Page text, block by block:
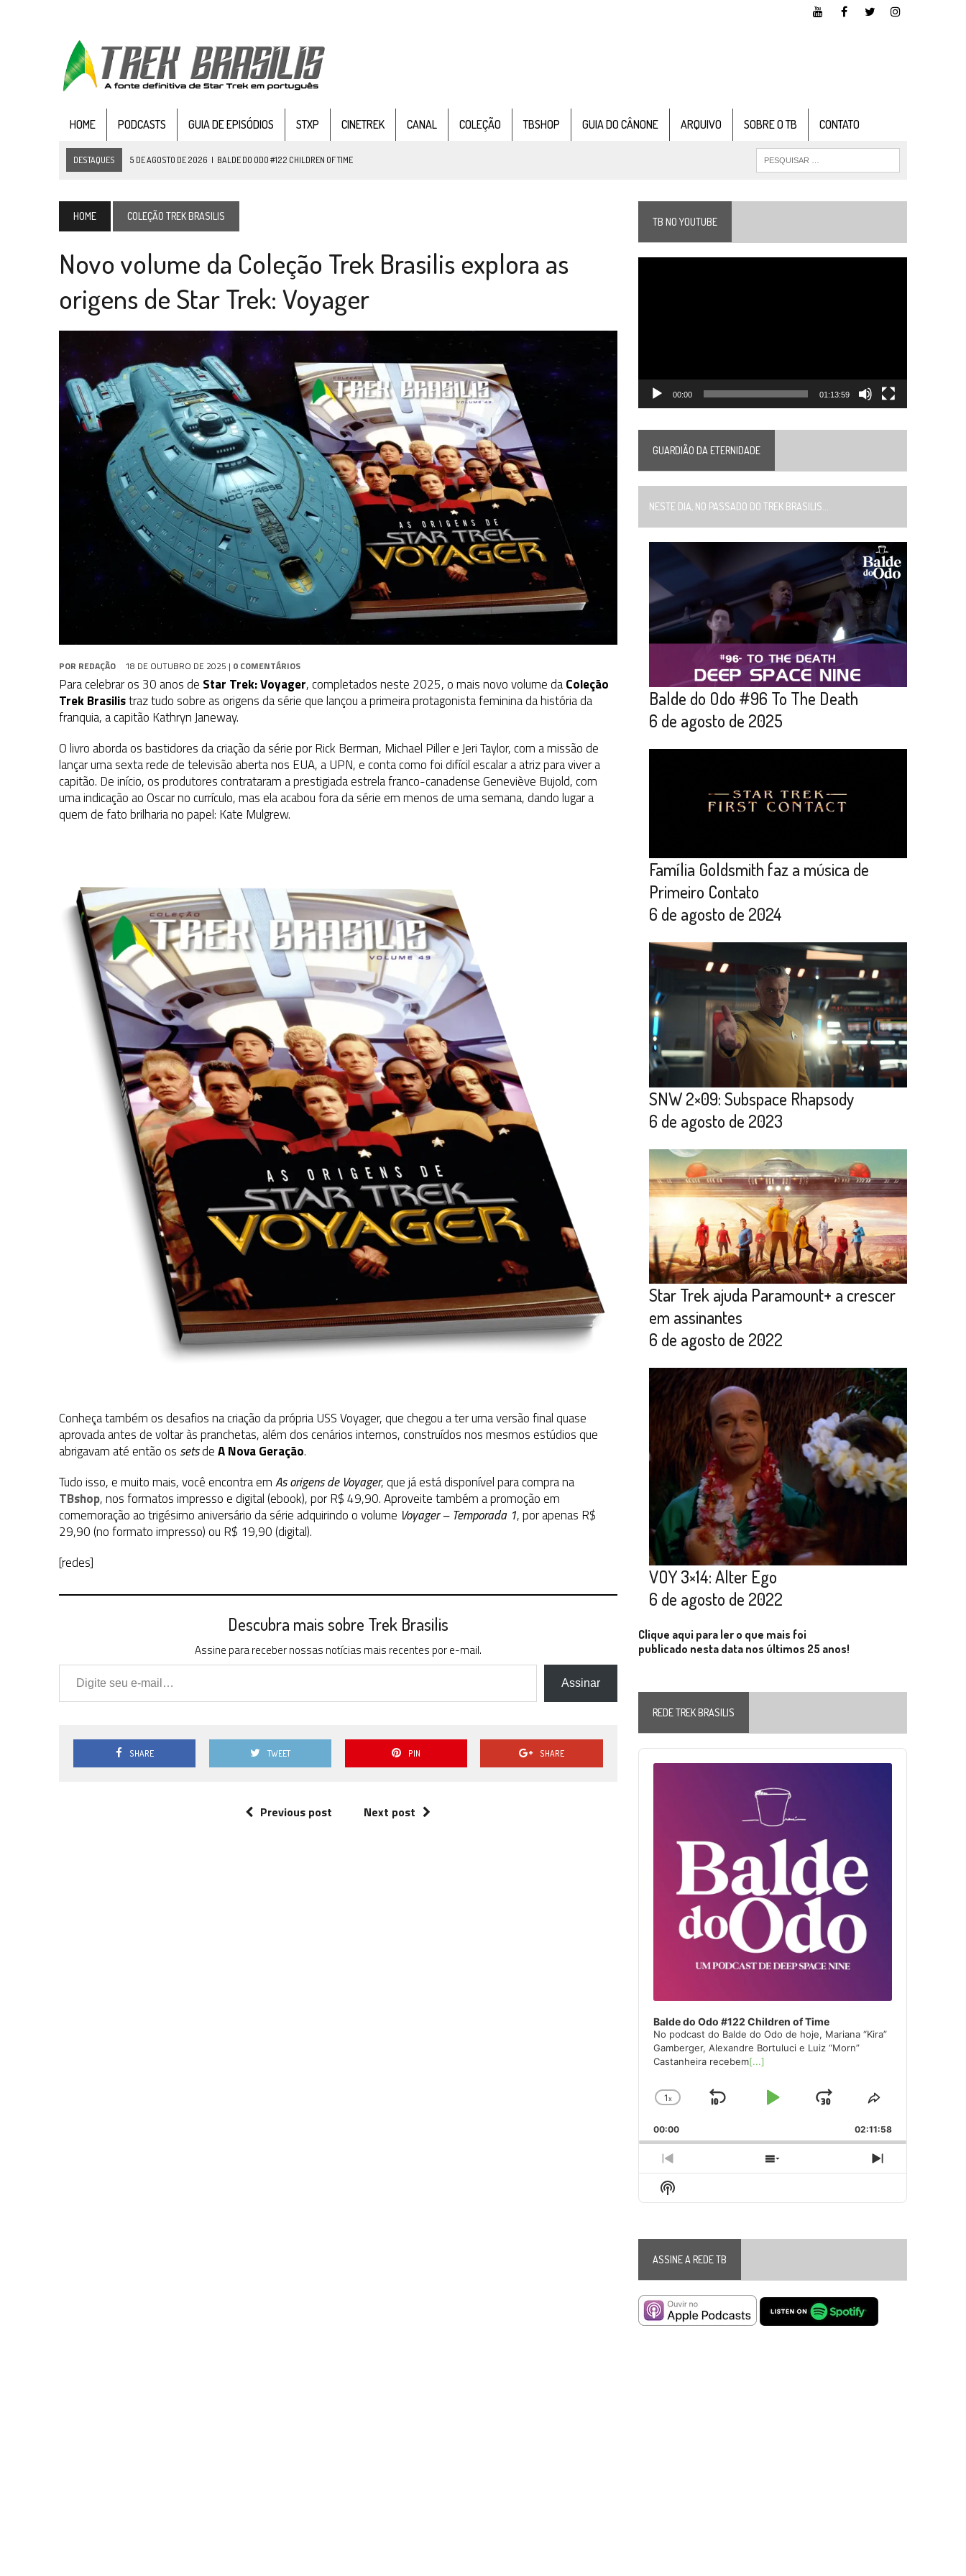
HOME PODCASTS GUIA DE EPISÓDIOS STXP CINETREK CANAL COLEÇÃO TBSHOP GUIA DO CÂNONE ARQUIVO SOBRE O TB CONTATO
DESTAQUES 4 DE AGOSTO DE 2026 REVISITANDO “HIDE AND Q” (TNG 1×09)
|
2 DE AGOSTO DE 2026 | TB AO VIVO | STAR TREK: STRANGE NEW WORLDS – “THE GRIFFIN INCIDENT” (4×02)
ELENCO DE STRANGE NEW WORLDS ENCARA O FIM DE UMA ERA NA SDCC
GRANDES JORNADAS | QUATRO EPISÓDIOS DE SOBRE DIFERENTES PONTOS DE VISTA
31 DE JULHO DE 2026 | BOX DELUXE DO ANO 5 DACOLEÇÃO TREK BRASILISJÁ DISPONÍVEL EM PRÉ-VENDA!
6 DE AGOSTO DE 2026 | AVALIE E COMENTE SNW 4×03: HUMAN BEST FRIEND
5 DE AGOSTO DE 2026 | BALDE DO ODO #122 CHILDREN OF TIME
HOME COLEÇÃO TREK BRASILIS
Novo volume da Coleção Trek Brasilis explora as
origens de Star Trek: Voyager
POR REDAÇÃO 18 DE OUTUBRO DE 2025 | 0 COMENTÁRIOS
Para celebrar os 30 anos de Star Trek: Voyager, completados neste 2025, o mais novo volume daColeção
TrekBrasilistraz tudo sobre as origens da série que lançou a primeira protagonista feminina da história da
franquia, a capitão Kathryn Janeway.
O livro aborda os bastidores da criação da série por Rick Berman, Michael Piller e Jeri Taylor, com a missão de
lançar uma sexta rede de televisão aberta nos EUA, a UPN, e conta como foi difícil escalar a atriz para viver a
capitão. De início, os produtores contrataram a prestigiada estrela franco-canadense Geneviève Bujold, com
uma indicação ao Oscar no currículo, mas ela acabou fora da série em menos de uma semana, dando lugar a
quem de fato brilharia no papel: Kate Mulgrew.
Conheça também os desafios na criação da própria USS Voyager, que chegou a ter uma versão final quase
aprovada antes de voltar às pranchetas, além dos cenários internos, construídos nos mesmos estúdios que
abrigavam até então os setsdeA Nova Geração.
Tudo isso, e muito mais, você encontra emAs origens de Voyager, que já está disponível para compra na
TBshop, nos formatos impresso e digital (ebook), por R$ 49,90. Aproveite também a promoção em
comemoração ao trigésimo aniversário da série adquirindo o volume Voyager – Temporada 1, por apenas R$
29,90 (no formato impresso) ou R$ 19,90 (digital).
[redes]
Descubra mais sobre Trek Brasilis
Assine para receber nossas notícias mais recentes por e-mail.
Digite seu e-mail…
Assinar
SHARE TWEET PIN SHARE
Previous post Next post
TB NO YOUTUBE
00:00 01:13:59
GUARDIÃO DA ETERNIDADE
NESTE DIA, NO PASSADO DO TREK BRASILIS...
Balde do Odo #96 To The Death
6 de agosto de 2025
Família Goldsmith faz a música de
Primeiro Contato
6 de agosto de 2024
SNW 2×09: Subspace Rhapsody
6 de agosto de 2023
Star Trek ajuda Paramount+ a crescer
em assinantes
6 de agosto de 2022
VOY 3×14: Alter Ego
6 de agosto de 2022
Clique aqui para ler o que mais foi
publicado nesta data nos últimos 25 anos!
REDE TREK BRASILIS
Audio
Player
Balde do Odo #122 Children of Time
No podcast do Balde do Odo de hoje, Mariana “Kira”
Gamberger, Alexandre Bortuluci e Luiz “Morn”
Castanheira recebem[...]
Change
Rate
1x
Skip
Play
Jump
Forward
Share
Episode
00:00 02:11:58
Previous
Episode
Show
Episodes
Next
Episode
Show
Podcast
ASSINE A REDE TB